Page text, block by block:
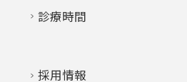
診療時間
採用情報